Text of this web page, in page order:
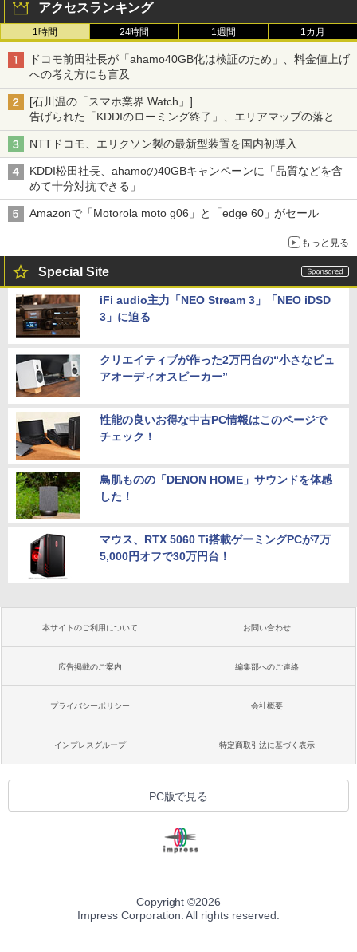
アクセスランキング
1時間 24時間 1週間 1カ月
ドコモ前田社長が「ahamo40GB化は検証のため」、料金値上げ
への考え方にも言及
[石川温の「スマホ業界 Watch」]
告げられた「KDDIのローミング終了」、エリアマップの落とし
穴と楽天モバイルの課題
NTTドコモ、エリクソン製の最新型装置を国内初導入
KDDI松田社長、ahamoの40GBキャンペーンに「品質などを含
めて十分対抗できる」
Amazonで「Motorola moto g06」と「edge 60」がセール
もっと見る
Special Site
iFi audio主力「NEO Stream 3」「NEO iDSD
3」に迫る
クリエイティブが作った2万円台の“小さなピュ
アオーディオスピーカー”
性能の良いお得な中古PC情報はこのページで
チェック！
鳥肌ものの「DENON HOME」サウンドを体感
した！
マウス、RTX 5060 Ti搭載ゲーミングPCが7万
5,000円オフで30万円台！
本サイトのご利用について お問い合わせ
広告掲載のご案内 編集部へのご連絡
プライバシーポリシー 会社概要
インプレスグループ 特定商取引法に基づく表示
PC版で見る
Copyright ©2026
Impress Corporation. All rights reserved.